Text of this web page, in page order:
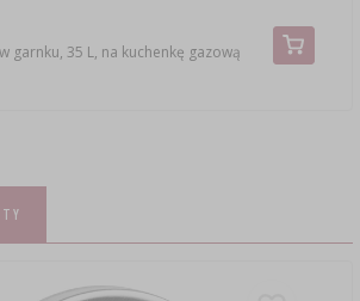
garnku, 35 L, na kuchenkę gazową